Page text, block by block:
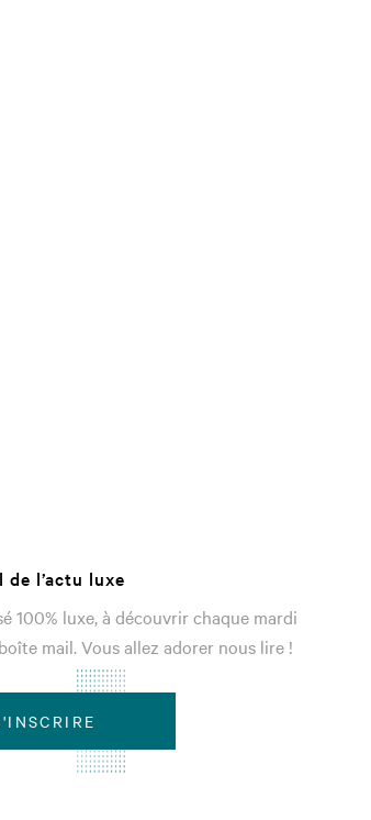
de l’actu luxe
100% luxe, à découvrir chaque mardi
mail. Vous allez adorer nous lire !